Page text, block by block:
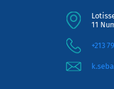
11
+213